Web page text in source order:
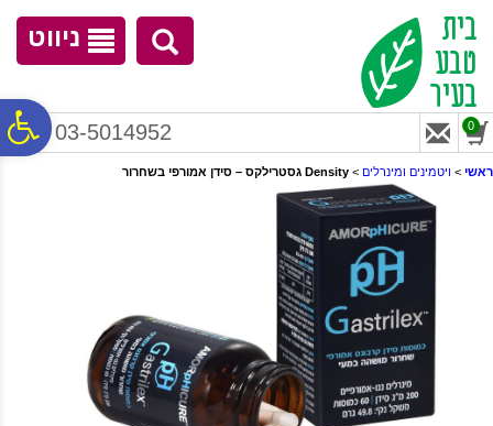
נגישות
ניווט
03-5014952 0
ראשי > ויטמינים ומינרלים > Density גסטרילקס – סידן אמורפי בשחרור